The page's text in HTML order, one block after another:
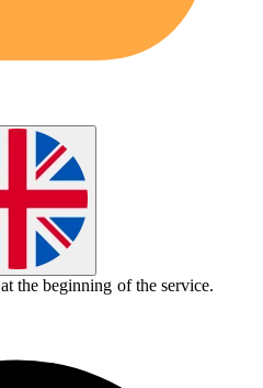
at the beginning of the service.